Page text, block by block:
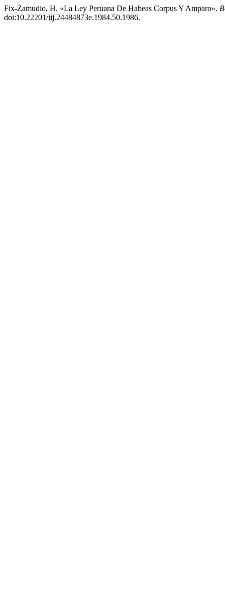
Fix-Zamudio, H. «La Ley Peruana De Habeas Corpus Y Amparo».
doi:10.22201/iij.24484873e.1984.50.1986.